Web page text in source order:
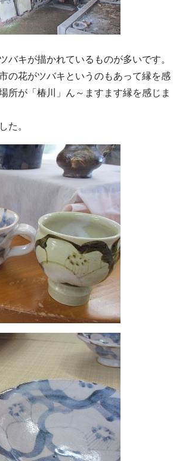
バキが描かれているものが多いです。
の花がツバキというのもあって縁を感
所が「椿川」ん～ますます縁を感じま
た。